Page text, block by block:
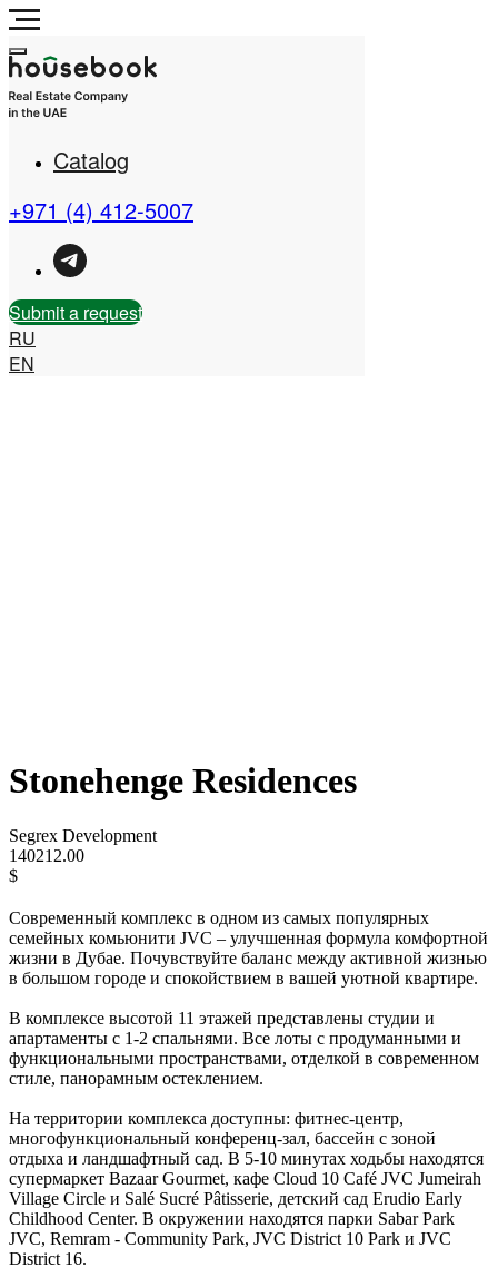
Real Estate Company in
Catalog
+971 (4) 412-5007
Submit a request
RU
EN
Stonehenge Residences
Segrex Development
140212.00
$
Современный комплекс в одном из самых популярных
семейных комьюнити JVC – улучшенная формула комфортной
жизни в Дубае. Почувствуйте баланс между активной жизнью
в большом городе и спокойствием в вашей уютной квартире.
В комплексе высотой 11 этажей представлены студии и
апартаменты с 1-2 спальнями. Все лоты с продуманными и
функциональными пространствами, отделкой в современном
стиле, панорамным остеклением.
На территории комплекса доступны: фитнес-центр,
многофункциональный конференц-зал, бассейн с зоной
отдыха и ландшафтный сад. В 5-10 минутах ходьбы находятся
супермаркет Bazaar Gourmet, кафе Cloud 10 Café JVC Jumeirah
Village Circle и Salé Sucré Pâtisserie, детский сад Erudio Early
Childhood Center. В окружении находятся парки Sabar Park
JVC, Remram - Community Park, JVC District 10 Park и JVC
District 16.